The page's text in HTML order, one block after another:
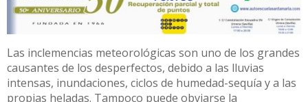
Las inclemencias meteorológicas son uno de los grandes
causantes de los desperfectos, debido a las lluvias
intensas, inundaciones, ciclos de humedad-sequía y a las
propias heladas. Tampoco puede obviarse la